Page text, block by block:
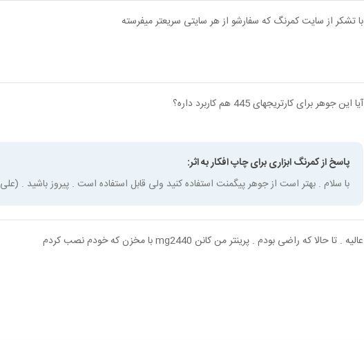
با تشکر از سایت کمرنگ که سفارشو از هر سایتی سریعتر میفرسته
آیا این جوهر برای کارتریجهای 445 هم کاربرد داره؟
پاسخ از کمرنگ ابزاری برای چاپ افکار به اثر:
با سلام . بهتر است از جوهر پیگمنت استفاده کنید ولی قابل استفاده است . پیروز باشید .
عالیه . تا حالا که راضی بودم . پرینتر من کانن mg2440 با مخزن که خودم نصب کردم